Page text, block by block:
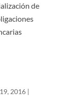
de
2016|